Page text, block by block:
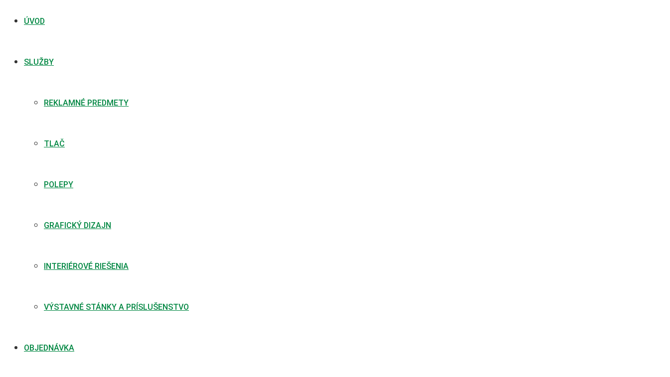
ÚVOD
SLUŽBY
REKLAMNÉ PREDMETY
TLAČ
POLEPY
GRAFICKÝ DIZAJN
INTERIÉROVÉ RIEŠENIA
VÝSTAVNÉ STÁNKY A PRÍSLUŠENSTVO
OBJEDNÁVKA